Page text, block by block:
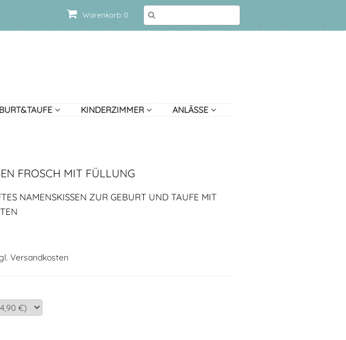
Warenkorb: 0
KINDERZIMMER ANLÄSSE
FROSCH MIT FÜLLUNG
NAMENSKISSEN ZUR GEBURT UND TAUFE MIT
Versandkosten